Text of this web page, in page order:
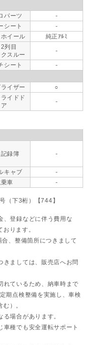
パーツ
-
シート
-
イール 純正ｱﾙﾐ
列目
スルー
-
シート -
イザー
○
イドド
ア
-
録簿 -
キャブ
-
車 -
（下3桁）【744】
、登録などに伴う費用な
ります。
合、整備箇所につきまして
きましては、販売店へお問
れているため、納車時まで
期点検整備を実施し、車検
）。
場合があります。
車種でも安全運転サポート